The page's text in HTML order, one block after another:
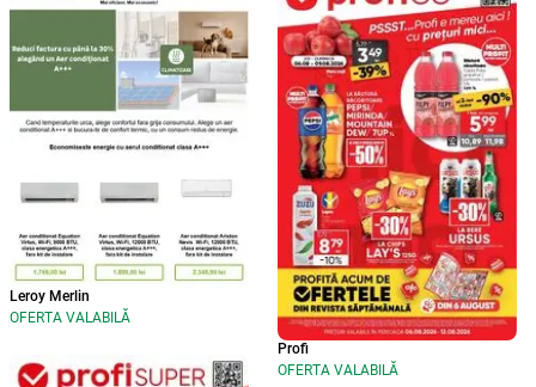
Leroy Merlin
OFERTA VALABILĂ
Profi
OFERTA VALABILĂ